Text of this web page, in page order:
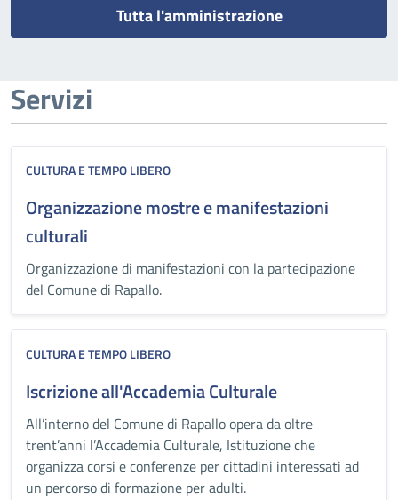
Tutta l'amministrazione
Servizi
CULTURA E TEMPO LIBERO
Organizzazione mostre e manifestazioni
culturali
Organizzazione di manifestazioni con la partecipazione
del Comune di Rapallo.
CULTURA E TEMPO LIBERO
Iscrizione all'Accademia Culturale
All’interno del Comune di Rapallo opera da oltre
trent’anni l’Accademia Culturale, Istituzione che
organizza corsi e conferenze per cittadini interessati ad
un percorso di formazione per adulti.